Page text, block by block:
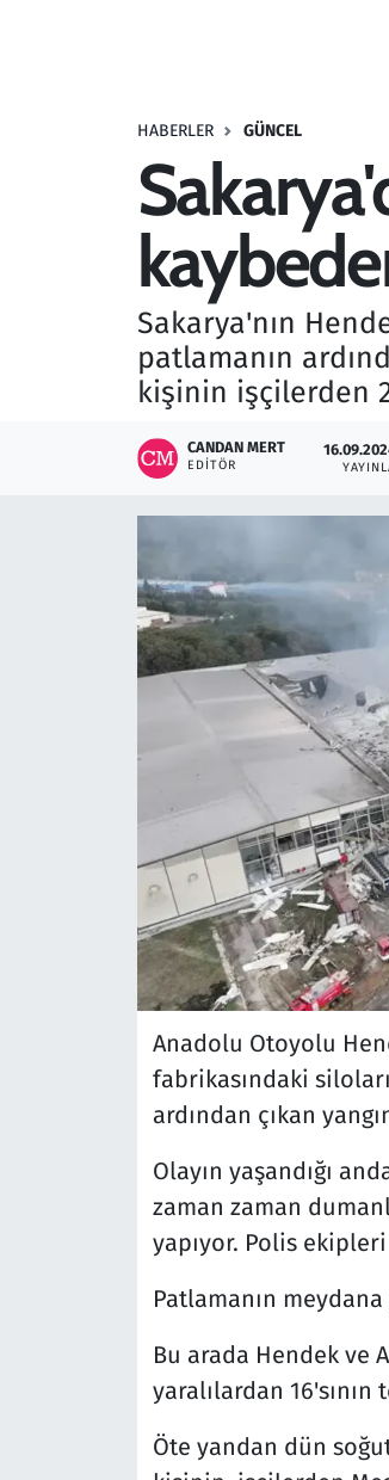
HABERLER GÜNCEL
Sakarya'nın
patlamanın
kişinin işçilerden
CANDAN MERT
EDITÖR
Anadolu Otoyolu
fabrikasındaki
ardından çıkan
Olayın yaşandığı
zaman zaman
yapıyor. Polis
Patlamanın
Bu arada Hendek ve
yaralılardan
Öte yandan dün
Savunma Sanayi
Televizyon